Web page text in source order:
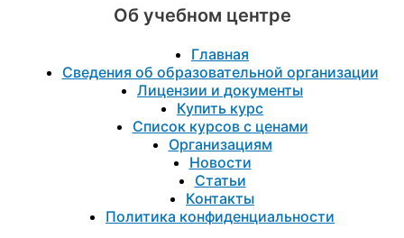
Об учебном центре
Главная
Сведения об образовательной организации
Лицензии и документы
Купить курс
Список курсов с ценами
Организациям
Новости
Статьи
Контакты
Политика конфиденциальности